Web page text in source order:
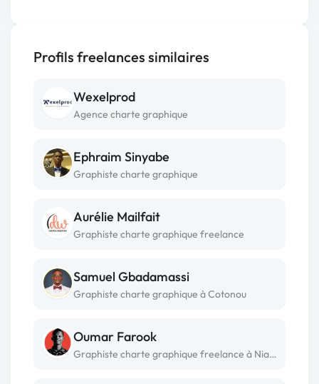
Profils freelances similaires
Wexelprod
Agence charte graphique
Ephraim Sinyabe
Graphiste charte graphique
Aurélie Mailfait
Graphiste charte graphique freelance
Samuel Gbadamassi
Graphiste charte graphique à Cotonou
Oumar Farook
Graphiste charte graphique freelance à Niamey